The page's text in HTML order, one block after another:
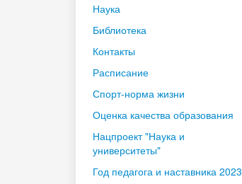
Наука
Библиотека
Контакты
Расписание
Спорт-норма жизни
Оценка качества образования
Нацпроект "Наука и
университеты"
Год педагога и наставника 2023